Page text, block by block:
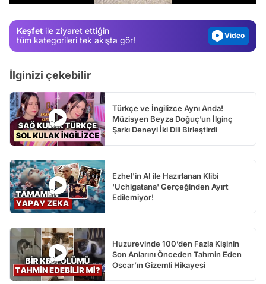
Keşfet ile ziyaret ettiğin
tüm kategorileri tek akışta gör!
Test
İlginizi çekebilir
Türkçe ve İngilizce Aynı Anda!
Müzisyen Beyza Doğuç’un İlginç
Şarkı Deneyi İki Dili Birleştirdi
Ezhel'in AI ile Hazırlanan Klibi
'Uchigatana' Gerçeğinden Ayırt
Edilemiyor!
Huzurevinde 100’den Fazla Kişinin
Son Anlarını Önceden Tahmin Eden
Oscar’ın Gizemli Hikayesi